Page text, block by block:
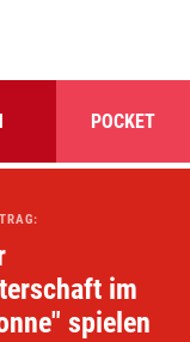
POCKET
im
spielen